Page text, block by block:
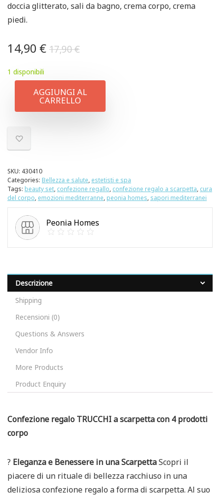
doccia glitterato, sali da bagno, crema corpo, crema
piedi.
17,90€
14,90 €
1 disponibili
AGGIUNGI AL
CARRELLO
SKU: 430410
Categories: Bellezza e salute, estetisti e spa
Tags: beauty set, confezione regallo, confezione regalo a scarpetta, cura
del corpo, emozioni mediterranne, peonia homes, sapori mediterranei
Peonia Homes
Descrizione
Shipping
Recensioni (0)
Questions & Answers
Vendor Info
More Products
Product Enquiry
Confezione regalo TRUCCHI a scarpetta con 4 prodotti
corpo
? Eleganza e Benessere in una ScarpettaScopri il
piacere di un rituale di bellezza racchiuso in una
deliziosa confezione regalo a forma di scarpetta. Al suo